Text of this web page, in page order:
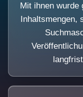
Mit ihnen wurde
Inhaltsmengen,